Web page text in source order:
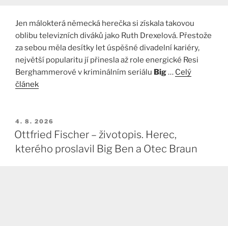
Jen málokterá německá herečka si získala takovou
oblibu televizních diváků jako Ruth Drexelová. Přestože
za sebou měla desítky let úspěšné divadelní kariéry,
největší popularitu jí přinesla až role energické Resi
Berghammerové v kriminálním seriálu Big… Celý
článek
PUBLIKOVÁNO
4. 8. 2026
Ottfried Fischer – životopis. Herec,
kterého proslavil Big Ben a Otec Braun